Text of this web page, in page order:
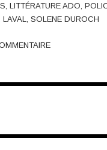
LITTÉRATURE ADO
LAVAL SOLENE DUROCH